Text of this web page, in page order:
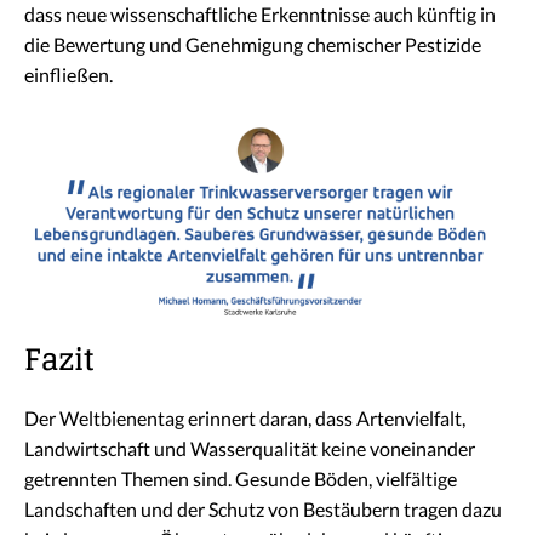
dass neue wissenschaftliche Erkenntnisse auch künftig in
die Bewertung und Genehmigung chemischer Pestizide
einfließen.
Fazit
Der Weltbienentag erinnert daran, dass Artenvielfalt,
Landwirtschaft und Wasserqualität keine voneinander
getrennten Themen sind. Gesunde Böden, vielfältige
Landschaften und der Schutz von Bestäubern tragen dazu